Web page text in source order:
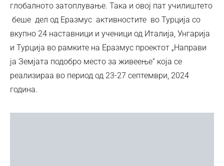
глобалното затоплување. Така и овој пат училиштето
беше дел од Еразмус активностите во Турција со
вкупно 24 наставници и ученици од Италија, Унгарија
и Турција во рамките на Еразмус проектот „Направи
ја Земјата подобро место за живеење“ која се
реализираа во период од 23-27 септември, 2024
година.